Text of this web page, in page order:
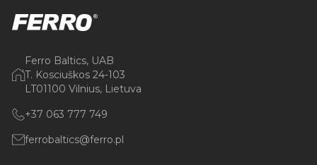
Ferro Baltics, UAB
T. Kosciuškos 24-103
LT01100 Vilnius, Lietuva
+37 063 777 749
ferrobaltics@ferro.pl